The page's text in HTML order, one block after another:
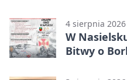
4 sierpnia 2026
W
Bitwy o